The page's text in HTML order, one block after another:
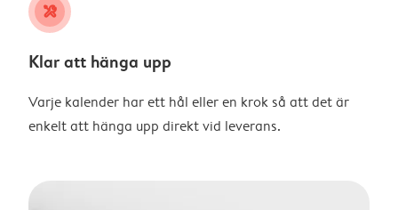
tools
Klar att hänga upp
Varje kalender har ett hål eller en krok så att det är
enkelt att hänga upp direkt vid leverans.